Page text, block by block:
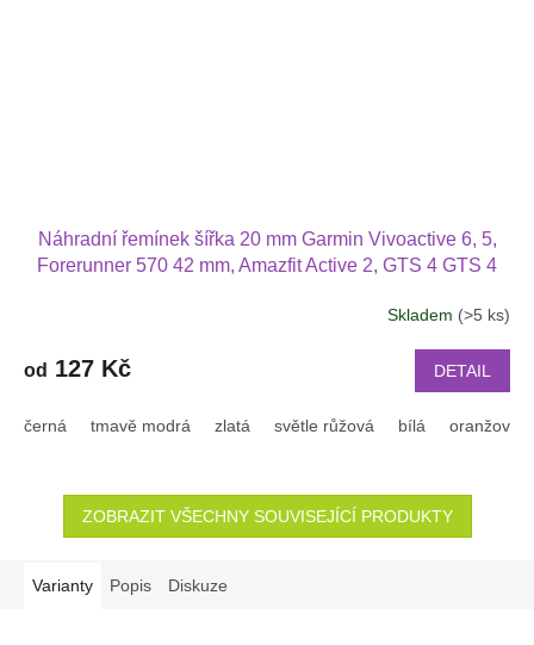
Náhradní řemínek šířka 20 mm Garmin Vivoactive 6, 5,
Forerunner 570 42 mm, Amazfit Active 2, GTS 4 GTS 4
Skladem (>5 ks)
od 127 Kč DETAIL
černá tmavě modrá zlatá světle růžová bílá oranžová
ZOBRAZIT VŠECHNY SOUVISEJÍCÍ PRODUKTY
Varianty Popis Diskuze